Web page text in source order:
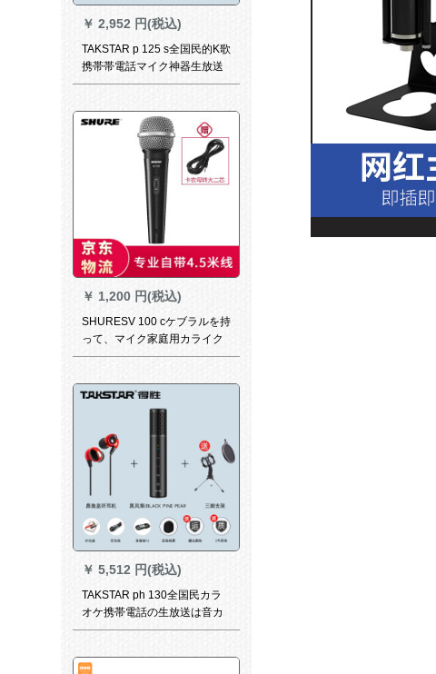
￥ 2,952 円(税込)
TAKSTAR p 125 s全国民的K歌
携帯帯電話マイク神器生放送
歌唱設備オーストリアサウン
￥ 1,200 円(税込)
SHURESV 100 cケブラルを持
って、マイク家庭用カライク
レット教室のボブケースを持
￥ 5,512 円(税込)
TAKSTAR ph 130全国民カラ
オケ携帯電話の生放送は音カ
ドの音を収录して耳を返しま
ーダンサーの黒の標準装備+鼎